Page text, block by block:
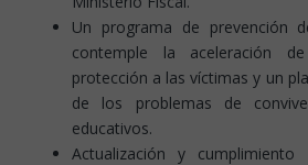
Un programa de prevención
contemple la aceleración
protección a las víctimas y un
de los problemas de
educativos.
Actualización y